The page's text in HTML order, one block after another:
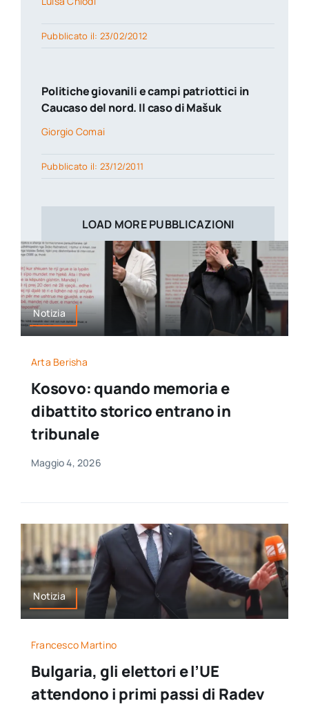
Pubblicato il: 23/02/2012
Politiche giovanili e campi patriottici in
Caucaso del nord. Il caso di Mašuk
Giorgio Comai
Pubblicato il: 23/12/2011
LOAD MORE PUBBLICAZIONI
Notizia
Arta Berisha
Kosovo: quando memoria e
dibattito storico entrano in
tribunale
Maggio 4, 2026
Notizia
Francesco Martino
Bulgaria, gli elettori e l’UE
attendono i primi passi di Radev